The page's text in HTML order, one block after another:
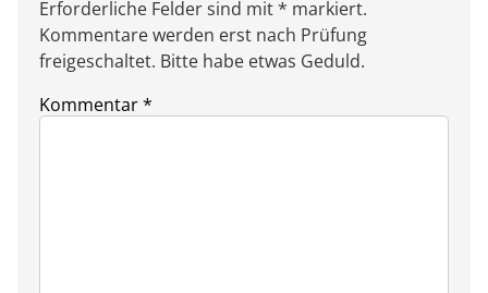
Erforderliche Felder sind mit * markiert.
Kommentare werden erst nach Prüfung
freigeschaltet. Bitte habe etwas Geduld.
Kommentar*